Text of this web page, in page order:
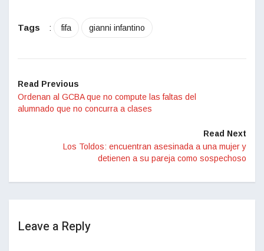
Tags : fifa gianni infantino
Read Previous
Ordenan al GCBA que no compute las faltas del
alumnado que no concurra a clases
Read Next
Los Toldos: encuentran asesinada a una mujer y
detienen a su pareja como sospechoso
Leave a Reply